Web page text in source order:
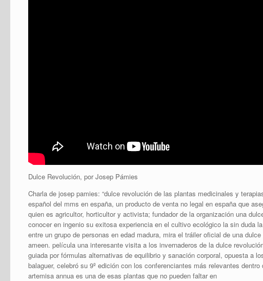
Dulce Revolución, por Josep Pámies
Charla de josep pamies: “dulce revolución de las plantas medicinales y
español del mms en españa, un producto de venta no legal en españa que
quien es agricultor, horticultor y activista; fundador de la organización una
conocer en ingenio su exitosa experiencia en el cultivo ecológico la sin duda
entre un grupo de personas en edad madura, mira el tráiler oficial de una
ameen. película una interesante visita a los invernaderos de la dulce
guiada por fórmulas alternativas de equilibrio y sanación corporal, opuesta a
balaguer, celebró su 9º edición con los conferenciantes más relevantes
artemisa annua es una de esas plantas que no pueden faltar en